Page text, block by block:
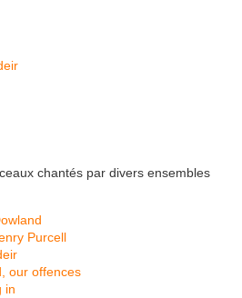
chantés par divers ensembles
Purcell
our offences
in